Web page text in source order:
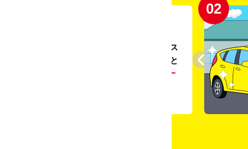
。ガソリンス
タンドや整備工場の既存インフラを活用すること
リー
02